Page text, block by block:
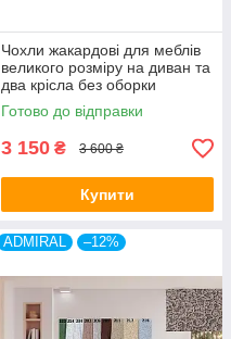
Чохли жакардові для меблів
великого розміру на диван та
два крісла без оборки
натяжні Venera зелений
Готово до відправки
3 150 ₴ 3 600 ₴
Купити
ADMIRAL –12%